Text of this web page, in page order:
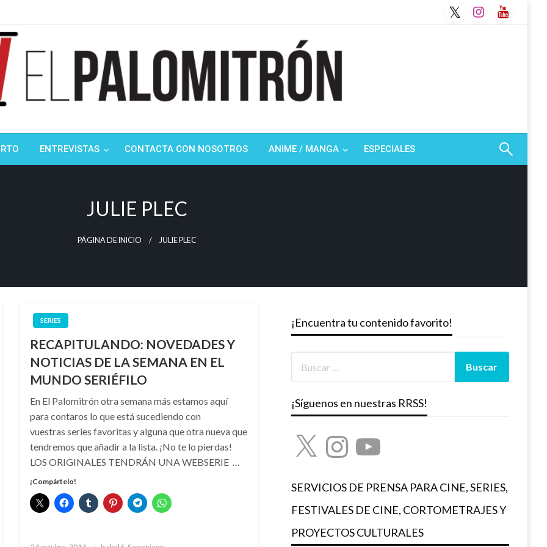
ENTREVISTAS CONTACTA CON NOSOTROS ANIME / MANGA ESPECIALES
JULIE PLEC
PÁGINA DE INICIO JULIE PLEC
SERIES
RECAPITULANDO: NOVEDADES Y
NOTICIAS DE LA SEMANA EN EL
MUNDO SERIÉFILO
En El Palomitrón otra semana más estamos aquí
para contaros lo que está sucediendo con
vuestras series favoritas y alguna que otra nueva que
tendremos que añadir a la lista. ¡No te lo pierdas!
LOS ORIGINALES TENDRÁN UNA WEBSERIE …
¡Compártelo!
Publicado
¡Encuentra tu contenido favorito!
¡Síguenos en nuestras RRSS!
X InstagramYouTube
SERVICIOS DE PRENSA PARA CINE, SERIES,
FESTIVALES DE CINE, CORTOMETRAJES Y
PROYECTOS CULTURALES